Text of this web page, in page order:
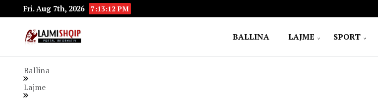
Fri. Aug 7th, 2026 7:13:13 PM
BALLINA LAJME SPORT
Ballina
Lajme